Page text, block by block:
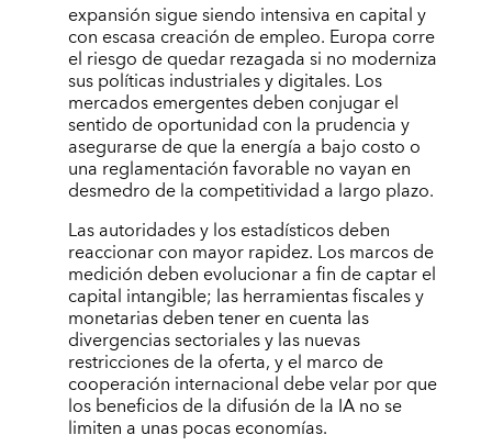
expansión sigue siendo intensiva en capital y
con escasa creación de empleo. Europa corre
el riesgo de quedar rezagada si no moderniza
sus políticas industriales y digitales. Los
mercados emergentes deben conjugar el
sentido de oportunidad con la prudencia y
asegurarse de que la energía a bajo costo o
una reglamentación favorable no vayan en
desmedro de la competitividad a largo plazo.
Las autoridades y los estadísticos deben
reaccionar con mayor rapidez. Los marcos de
medición deben evolucionar a fin de captar el
capital intangible; las herramientas fiscales y
monetarias deben tener en cuenta las
divergencias sectoriales y las nuevas
restricciones de la oferta, y el marco de
cooperación internacional debe velar por que
los beneficios de la difusión de la IA no se
limiten a unas pocas economías.